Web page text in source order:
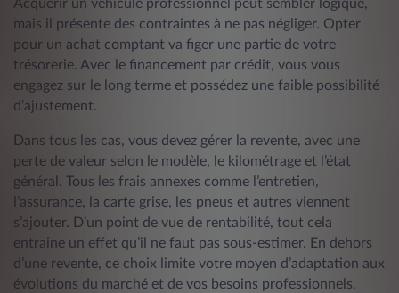
Acquérir un véhicule professionnel peut sembler logique,
mais il présente des contraintes à ne pas négliger. Opter
pour un achat comptant va figer une partie de votre
trésorerie. Avec le financement par crédit, vous vous
engagez sur le long terme et possédez une faible possibilité
d’ajustement.
Dans tous les cas, vous devez gérer la revente, avec une
perte de valeur selon le modèle, le kilométrage et l’état
général. Tous les frais annexes comme l’entretien,
l’assurance, la carte grise, les pneus et autres viennent
s’ajouter. D’un point de vue de rentabilité, tout cela
entraine un effet qu’il ne faut pas sous-estimer. En dehors
d’une revente, ce choix limite votre moyen d’adaptation aux
évolutions du marché et de vos besoins professionnels.